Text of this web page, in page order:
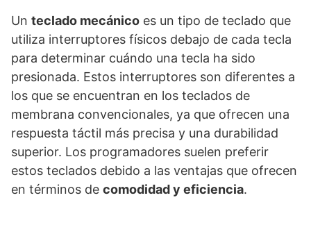
Un teclado mecánico es un tipo de teclado que
utiliza interruptores físicos debajo de cada tecla
para determinar cuándo una tecla ha sido
presionada. Estos interruptores son diferentes a
los que se encuentran en los teclados de
membrana convencionales, ya que ofrecen una
respuesta táctil más precisa y una durabilidad
superior. Los programadores suelen preferir
estos teclados debido a las ventajas que ofrecen
en términos de comodidad y eficiencia.